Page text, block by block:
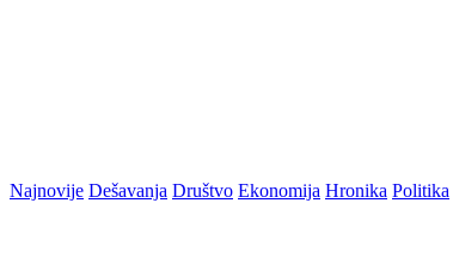
Najnovije Dešavanja Društvo Ekonomija Hronika Politika